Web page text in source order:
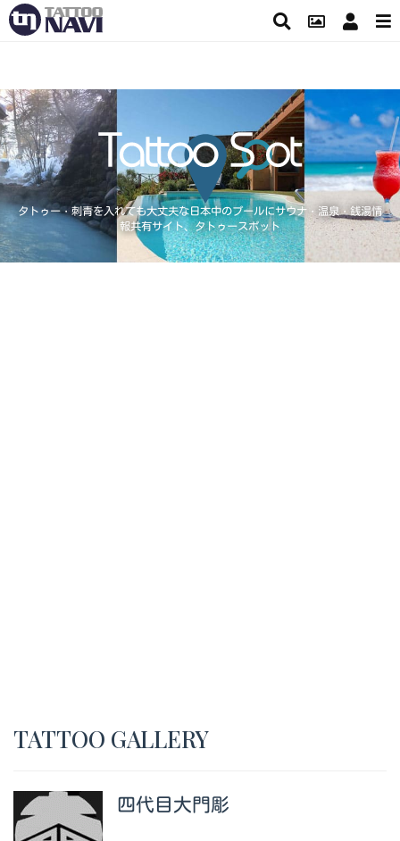
タトゥー・刺青を入れても大丈夫な日本中のプールにサウナ・温泉・銭湯情
報共有サイト、タトゥースポット
TATTOO GALLERY
四代目大門彫